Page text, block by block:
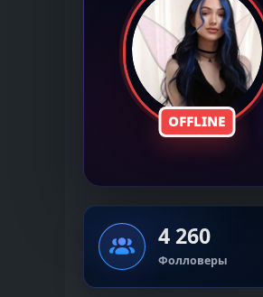
OFFLINE
4 260
Фолловеры